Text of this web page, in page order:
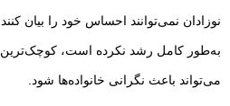
نوزادان نمی‌توانند احساس خود را بیان
به‌طور کامل رشد نکرده است، کوچک‌ترین
می‌تواند باعث نگرانی خانواده‌ها شود.